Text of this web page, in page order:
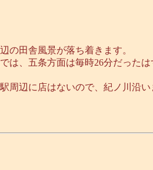
の田舎風景が落ち着きます。
は、五条方面は毎時26分だった
周辺に店はないので、紀ノ川沿